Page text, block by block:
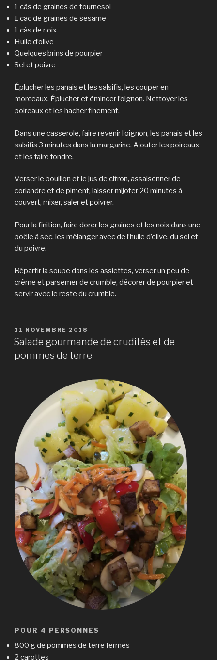
1 càs de graines de tournesol
1 càc de graines de sésame
1 càs de noix
Huile d’olive
Quelques brins de pourpier
Sel et poivre
Éplucher les panais et les salsifis, les couper en
morceaux. Éplucher et émincer l’oignon. Nettoyer les
poireaux et les hacher finement.
Dans une casserole, faire revenir l’oignon, les panais et les
salsifis 3 minutes dans la margarine. Ajouter les poireaux
et les faire fondre.
Verser le bouillon et le jus de citron, assaisonner de
coriandre et de piment, laisser mijoter 20 minutes à
couvert, mixer, saler et poivrer.
Pour la finition, faire dorer les graines et les noix dans une
poêle à sec, les mélanger avec de l’huile d’olive, du sel et
du poivre.
Répartir la soupe dans les assiettes, verser un peu de
crème et parsemer de crumble, décorer de pourpier et
servir avec le reste du crumble.
PUBLIÉ
LE
11 NOVEMBRE 2018
Salade gourmande de crudités et de
pommes de terre
POUR 4 PERSONNES
800 g de pommes de terre fermes
2 carottes